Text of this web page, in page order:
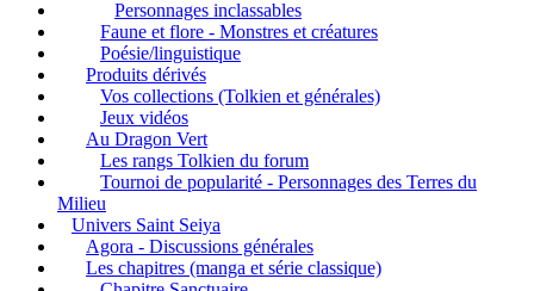
Personnages inclassables
Faune et flore - Monstres et créatures
Poésie/linguistique
Produits dérivés
Vos collections (Tolkien et générales)
Jeux vidéos
Au Dragon Vert
Les rangs Tolkien du forum
Tournoi de popularité - Personnages des Terres du
Milieu
Univers Saint Seiya
Agora - Discussions générales
Les chapitres (manga et série classique)